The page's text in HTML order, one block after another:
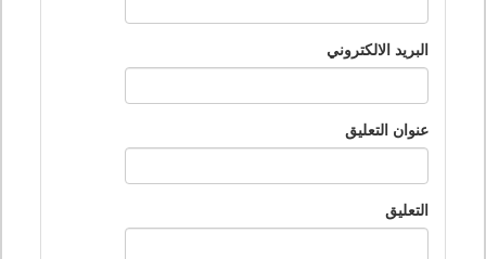
البريد الالكتروني
عنوان التعليق
التعليق